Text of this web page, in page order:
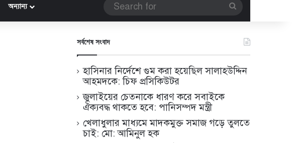
অন্যান্য
for
সর্বশেষ সংবাদ
হাসিনার নির্দেশে গুম করা হয়েছিল সালাহউদ্দিন
আহমদকে: চিফ প্রসিকিউটর
জুলাইয়ের চেতনাকে ধারণ করে সবাইকে
ঐক্যবদ্ধ থাকতে হবে: পানিসম্পদ মন্ত্রী
খেলাধুলার মাধ্যমে মাদকমুক্ত সমাজ গড়ে তুলতে
চাই: মো: আমিনুল হক